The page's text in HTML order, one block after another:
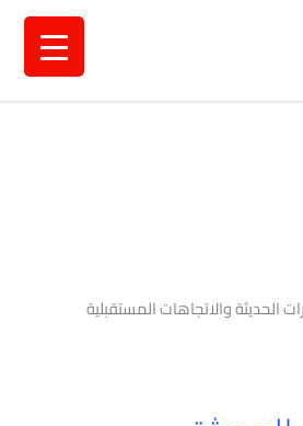
الحديثة والاتجاهات المستقبلية